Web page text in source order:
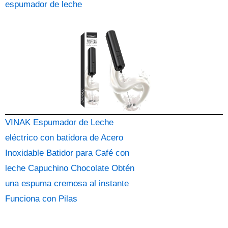
espumador de leche
VINAK Espumador de Leche
eléctrico con batidora de Acero
Inoxidable Batidor para Café con
leche Capuchino Chocolate Obtén
una espuma cremosa al instante
Funciona con Pilas